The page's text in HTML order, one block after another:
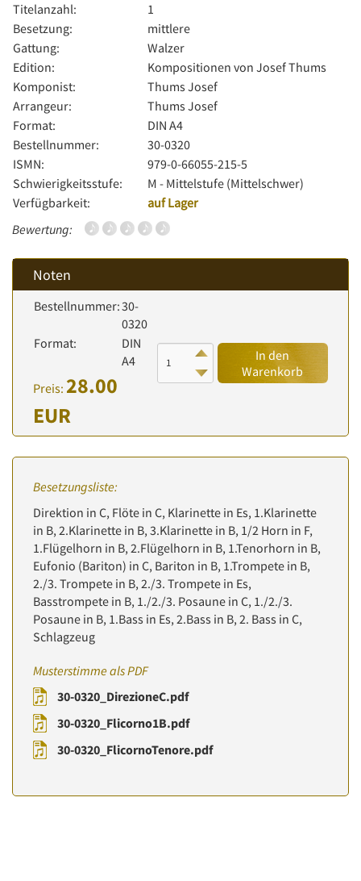
Titelanzahl:
1
Besetzung:
mittlere
Gattung:
Walzer
Edition:
Kompositionen von Josef Thums
Komponist:
Thums Josef
Arrangeur:
Thums Josef
Format:
DIN A4
Bestellnummer:
30-0320
ISMN:
979-0-66055-215-5
Schwierigkeitsstufe:
M - Mittelstufe (Mittelschwer)
Verfügbarkeit:
auf Lager
Bewertung:
Noten
Bestellnummer:30-
0320
Format:
DIN
A4
Preis: 28.00
EUR
In den
Warenkorb
Besetzungsliste:
Direktion in C, Flöte in C, Klarinette in Es, 1.Klarinette
in B, 2.Klarinette in B, 3.Klarinette in B, 1/2 Horn in F,
1.Flügelhorn in B, 2.Flügelhorn in B, 1.Tenorhorn in B,
Eufonio (Bariton) in C, Bariton in B, 1.Trompete in B,
2./3. Trompete in B, 2./3. Trompete in Es,
Basstrompete in B, 1./2./3. Posaune in C, 1./2./3.
Posaune in B, 1.Bass in Es, 2.Bass in B, 2. Bass in C,
Schlagzeug
Musterstimme als PDF
30-0320_DirezioneC.pdf
30-0320_Flicorno1B.pdf
30-0320_FlicornoTenore.pdf